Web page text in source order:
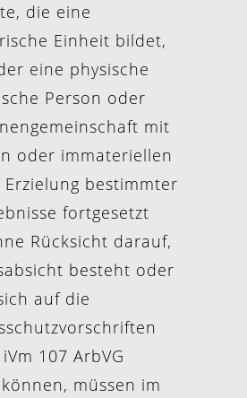
die eine
Einheit bildet,
eine physische
Person oder
mit
oder immateriellen
bestimmter
fortgesetzt
Rücksicht darauf,
besteht oder
auf die
107 ArbVG
müssen im